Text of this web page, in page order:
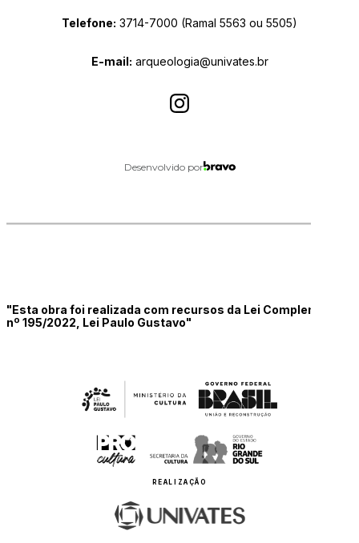
Telefone: 3714-7000 (Ramal 5563 ou 5505)
E-mail: arqueologia@univates.br
Desenvolvido por
"Esta obra foi realizada com recursos da Lei Complementar
nº 195/2022, Lei Paulo Gustavo"
REALIZAÇÃO